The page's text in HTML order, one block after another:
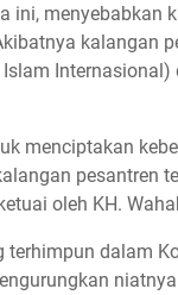
ini, menyebabkan
kalangan
menciptakan
pesantren
oleh KH.
dalam